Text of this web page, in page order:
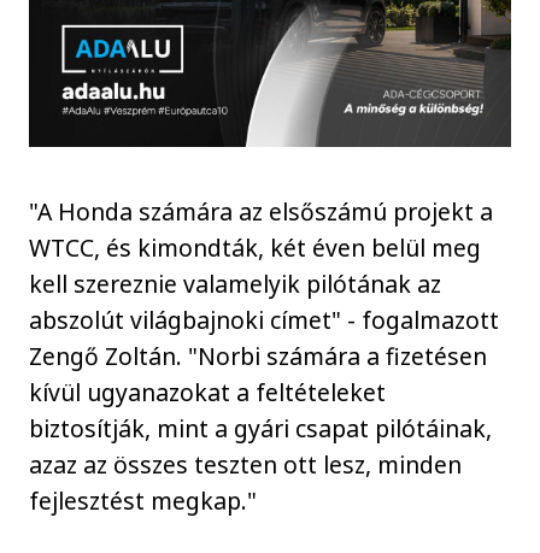
"A Honda számára az elsőszámú projekt a
WTCC, és kimondták, két éven belül meg
kell szereznie valamelyik pilótának az
abszolút világbajnoki címet" - fogalmazott
Zengő Zoltán. "Norbi számára a fizetésen
kívül ugyanazokat a feltételeket
biztosítják, mint a gyári csapat pilótáinak,
azaz az összes teszten ott lesz, minden
fejlesztést megkap."